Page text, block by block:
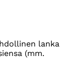
lanka
(mm.